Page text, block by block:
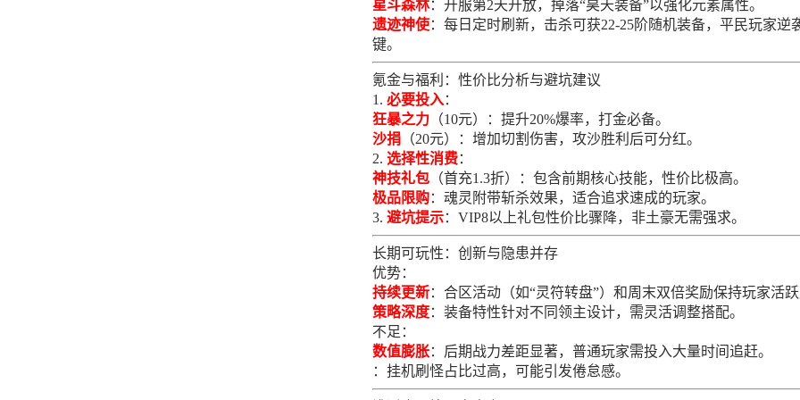
星斗森林：开服第2天开放，掉落“昊天装备”以强化元素属性。
遗迹神使：每日定时刷新，击杀可获22-25阶随机装备，平民玩家逆
键。
氪金与福利：性价比分析与避坑建议
必要投入：
狂暴之力（10元）：提升20%爆率，打金必备。
沙捐（20元）：增加切割伤害，攻沙胜利后可分红。
选择性消费：
神技礼包（首充1.3折）：包含前期核心技能，性价比极高。
极品限购：魂灵附带斩杀效果，适合追求速成的玩家。
避坑提示：VIP8以上礼包性价比骤降，非土豪无需强求。
长期可玩性：创新与隐患并存
优势：
持续更新：合区活动（如“灵符转盘”）和周末双倍奖励保持玩家活跃
策略深度：装备特性针对不同领主设计，需灵活调整搭配。
不足：
数值膨胀：后期战力差距显著，普通玩家需投入大量时间追赶。
：挂机刷怪占比过高，可能引发倦怠感。